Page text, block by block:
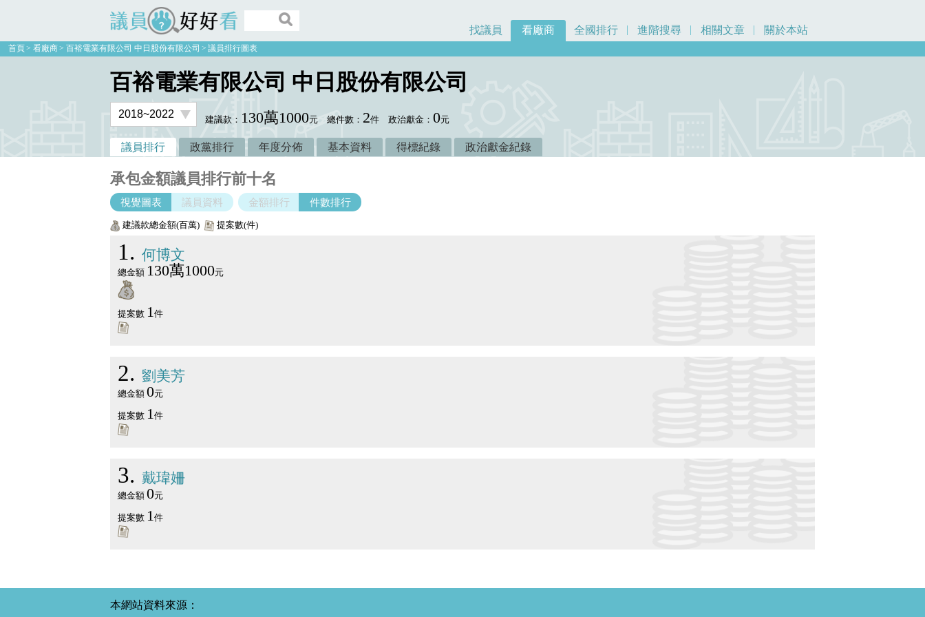
議員好好看
找議員 看廠商 全國排行 進階搜尋 相關文章 關於本站
首頁 看廠商 百裕電業有限公司 中日股份有限公司 議員排行圖表
百裕電業有限公司 中日股份有限公司
建議款： 130萬1000元 總件數： 2件 政治獻金：0元
議員排行 政黨排行 年度分佈 基本資料 得標紀錄 政治獻金紀錄
承包金額議員排行前十名
視覺圖表 議員資料 金額排行 件數排行
建議款總金額(百萬) 提案數(件)
1 何博文
總金額 130萬1000元
提案數 1件
2 劉美芳
總金額0元
提案數 1件
3 戴瑋姍
總金額0元
提案數 1件
本網站資料來源：